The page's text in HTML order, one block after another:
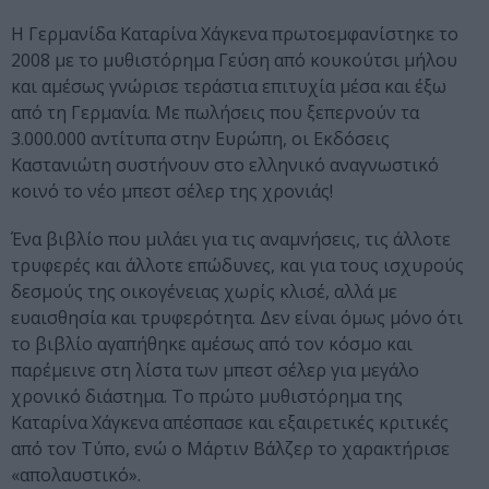
Η Γερμανίδα Καταρίνα Χάγκενα πρωτοεμφανίστηκε το
2008 με το μυθιστόρημα Γεύση από κουκούτσι μήλου
και αμέσως γνώρισε τεράστια επιτυχία μέσα και έξω
από τη Γερμανία. Με πωλήσεις που ξεπερνούν τα
3.000.000 αντίτυπα στην Ευρώπη, οι Εκδόσεις
Καστανιώτη συστήνουν στο ελληνικό αναγνωστικό
κοινό το νέο μπεστ σέλερ της χρονιάς!
Ένα βιβλίο που μιλάει για τις αναμνήσεις, τις άλλοτε
τρυφερές και άλλοτε επώδυνες, και για τους ισχυρούς
δεσμούς της οικογένειας χωρίς κλισέ, αλλά με
ευαισθησία και τρυφερότητα. Δεν είναι όμως μόνο ότι
το βιβλίο αγαπήθηκε αμέσως από τον κόσμο και
παρέμεινε στη λίστα των μπεστ σέλερ για μεγάλο
χρονικό διάστημα. Το πρώτο μυθιστόρημα της
Καταρίνα Χάγκενα απέσπασε και εξαιρετικές κριτικές
από τον Τύπο, ενώ ο Μάρτιν Βάλζερ το χαρακτήρισε
«απολαυστικό».